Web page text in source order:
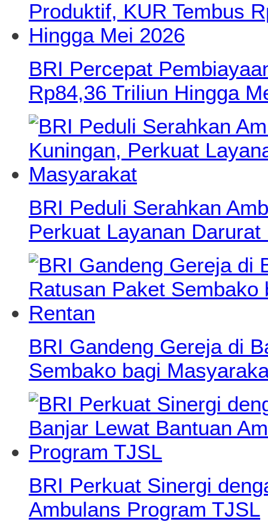
BRI Percepat
Rp84,36 Triliun Hingga
BRI Peduli Serahkan
Perkuat Layanan
BRI Gandeng Gereja di
Sembako bagi
BRI Perkuat Sinergi
Ambulans Program TJSL